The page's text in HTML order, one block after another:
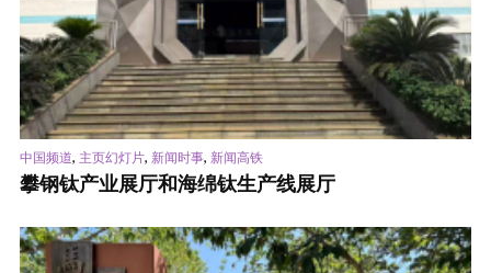
中国频道, 主页幻灯片, 新闻时事, 新闻高铁
攀钢钛产业展厅和海绵钛生产线展厅